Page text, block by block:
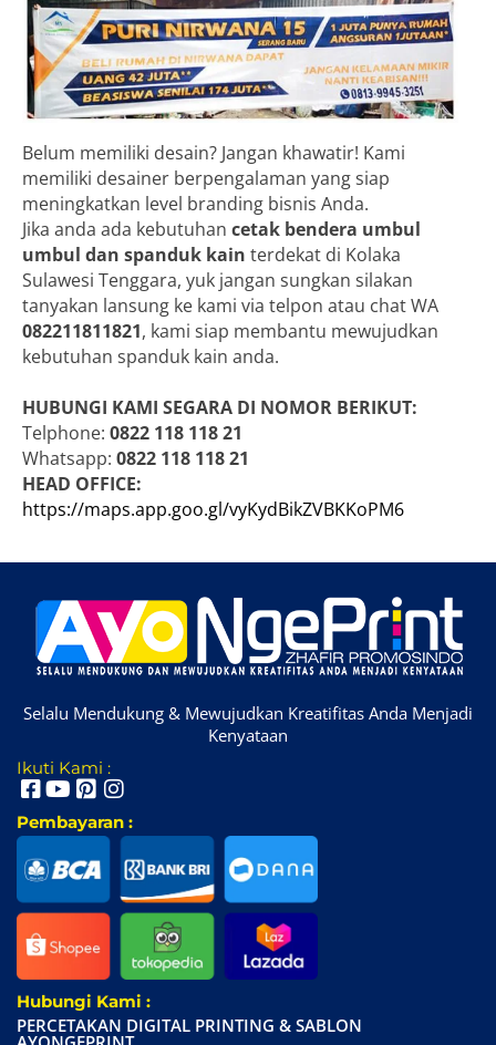
Belum memiliki desain? Jangan khawatir! Kami
memiliki desainer berpengalaman yang siap
meningkatkan level branding bisnis Anda.
Jika anda ada kebutuhan cetak bendera umbul
umbul dan spanduk kain terdekat di Kolaka
Sulawesi Tenggara, yuk jangan sungkan silakan
tanyakan lansung ke kami via telpon atau chat WA
082211811821, kami siap membantu mewujudkan
kebutuhan spanduk kain anda.
HUBUNGI KAMI SEGARA DI NOMOR BERIKUT:
Telphone: 0822 118 118 21
Whatsapp: 0822 118 118 21
HEAD OFFICE:
https://maps.app.goo.gl/vyKydBikZVBKKoPM6
Selalu Mendukung & Mewujudkan Kreatifitas Anda Menjadi
Kenyataan
Ikuti Kami :
Pembayaran :
Hubungi Kami :
PERCETAKAN DIGITAL PRINTING & SABLON